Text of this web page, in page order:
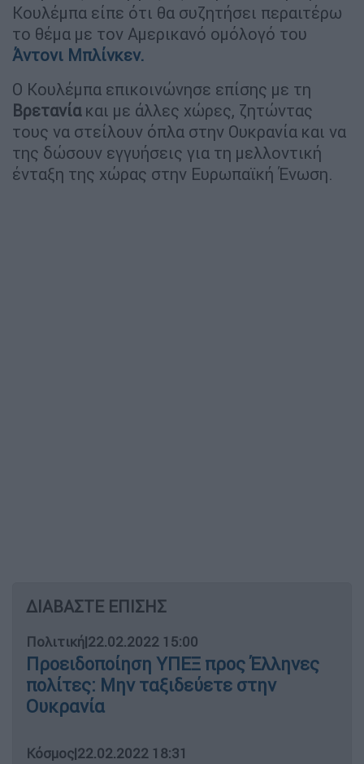
Κουλέμπα είπε ότι θα συζητήσει περαιτέρω
το θέμα με τον Αμερικανό ομόλογό του
Άντονι Μπλίνκεν.
Ο Κουλέμπα επικοινώνησε επίσης με τη
Βρετανίακαι με άλλες χώρες, ζητώντας
τους να στείλουν όπλα στην Ουκρανία και να
της δώσουν εγγυήσεις για τη μελλοντική
ένταξη της χώρας στην Ευρωπαϊκή Ένωση.
ΔΙΑΒΑΣΤΕ ΕΠΙΣΗΣ
Πολιτική|22.02.2022 15:00
Προειδοποίηση ΥΠΕΞ προς Έλληνες
πολίτες: Μην ταξιδεύετε στην
Ουκρανία
Κόσμος|22.02.2022 18:31